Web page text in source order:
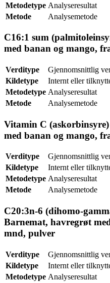
Metodetype Analyseresultat
Metode
Analysemetode
C16:1 sum
med banan og mango,
Verditype
Gjennomsnittlig
Kildetype
Internt eller
Metodetype Analyseresultat
Metode
Analysemetode
Vitamin C
med banan og mango,
Verditype
Gjennomsnittlig
Kildetype
Internt eller
Metodetype Analyseresultat
Metode
Analysemetode
C20:3n-6 (dihomo-
Barnemat, havregrøt
mnd, pulver
Verditype
Gjennomsnittlig
Kildetype
Internt eller
Metodetype Analyseresultat